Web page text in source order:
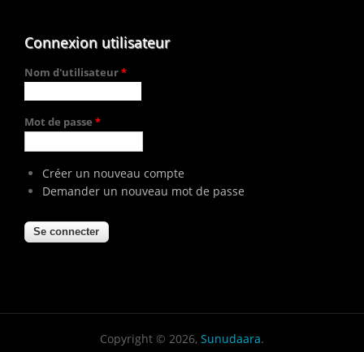
Connexion utilisateur
Nom d'utilisateur*
Mot de passe *
Créer un nouveau compte
Demander un nouveau mot de passe
Copyright © 2026, Sunudaara.